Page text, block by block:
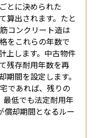
とに決められた
算出されます。たと
コンクリート造は
をこれらの年数で
上します。中古物件
残存耐用年数を再
間を設定します。
であれば、残りの
低でも法定耐用年
償却期間となるルー